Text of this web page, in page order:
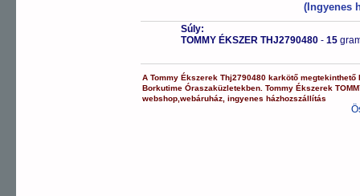
(Ingyenes
Súly:
TOMMY ÉKSZER THJ2790480 - 15
ATommy Ékszerek Thj2790480 karkötő megtekinthető
Borkutime Óraszaküzletekben.Tommy Ékszerek
webshop ,webáruház ,ingyenes házhozszállítás